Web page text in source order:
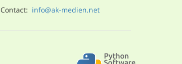
Contact: info@ak-medien.net